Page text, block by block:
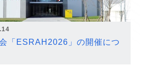
「ESRAH2026」の開催につ